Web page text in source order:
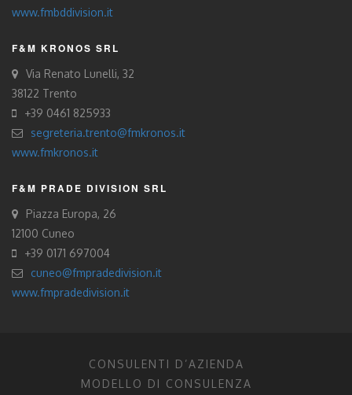
www.fmbddivision.it
F&M KRONOS SRL
Via Renato Lunelli, 32
38122 Trento
+39 0461 825933
segreteria.trento@fmkronos.it
www.fmkronos.it
F&M PRADE DIVISION SRL
Piazza Europa, 26
12100 Cuneo
+39 0171 697004
cuneo@fmpradedivision.it
www.fmpradedivision.it
CONSULENTI D’AZIENDA
MODELLO DI CONSULENZA